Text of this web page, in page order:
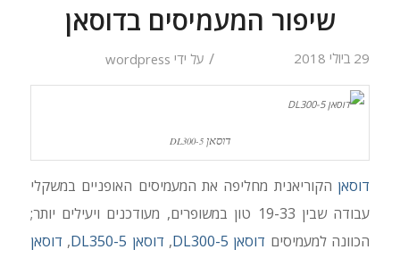
שיפור המעמיסים בדוסאן
29 ביולי 2018 / על ידי wordpress
דוסאןDL300-5
דוסאן הקוריאנית מחליפה את המעמיסים האופניים במשקלי
עבודה שבין 19-33 טון במשופרים, מעודכנים ויעילים יותר;
הכוונה למעמיסים דוסאן DL300-5 , דוסאן DL350-5 , דוסאן